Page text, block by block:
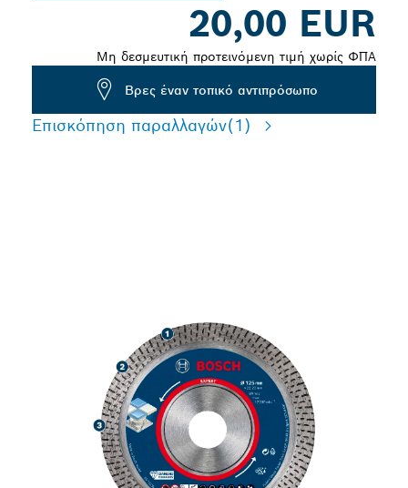
20,00 EUR
Μη δεσμευτική προτεινόμενη τιμή χωρίς ΦΠΑ
Βρες έναν τοπικό αντιπρόσωπο
Επισκόπηση παραλλαγών(1)